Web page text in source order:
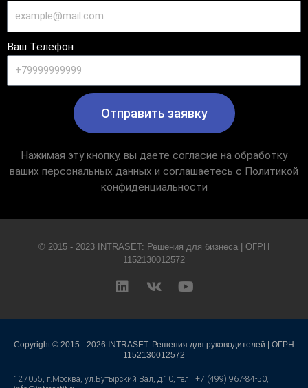
Ваш Телефон
Отправить заявку
Нажимая эту кнопку, вы даете согласие на обработку
ваших персональных данных и соглашаетесь с Политикой
конфиденциальности
© 2015 - 2023 INTRASET: Решения для бизнеса | ОГРН
1152130012572
L
e
d
n
V
Y
u
Copyright © 2015 - 2026 INTRASET: Решения для руководителей | ОГРН
1152130012572
127055, г.Москва, ул.Бутырский Вал, д.10, тел.: +7 (499) 967-84-50,